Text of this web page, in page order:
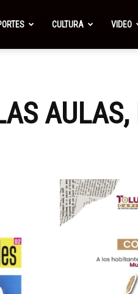
CULTURA VIDEO
AULAS,